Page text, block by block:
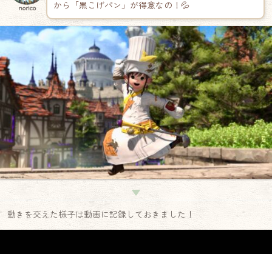
norico
から「黒こげパン」が得意なの！💦
▼
動きを交えた様子は動画に記録しておきました！